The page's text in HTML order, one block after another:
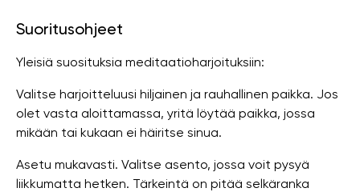
Suoritusohjeet
Yleisiä suosituksia meditaatioharjoituksiin:
Valitse harjoitteluusi hiljainen ja rauhallinen paikka. Jos
olet vasta aloittamassa, yritä löytää paikka, jossa
mikään tai kukaan ei häiritse sinua.
Asetu mukavasti. Valitse asento, jossa voit pysyä
liikkumatta hetken. Tärkeintä on pitää selkäranka